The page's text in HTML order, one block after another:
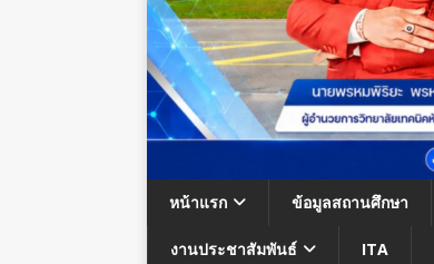
หน้าแรก ข้อมูลสถานศึกษา
งานประชาสัมพันธ์ ITA